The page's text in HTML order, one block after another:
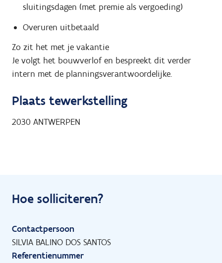
sluitingsdagen (met premie als vergoeding)
Overuren uitbetaald
Zo zit het met je vakantie
Je volgt het bouwverlof en bespreekt dit verder
intern met de planningsverantwoordelijke.
Plaats tewerkstelling
2030 ANTWERPEN
Hoe solliciteren?
Contactpersoon
SILVIA BALINO DOS SANTOS
Referentienummer